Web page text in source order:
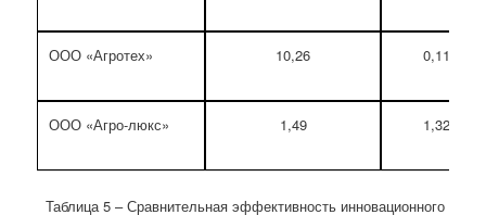
ООО «Агротех» 10,26 0,11
ООО «Агро-люкс» 1,49 1,32
Таблица 5 – Сравнительная эффективность инновационного